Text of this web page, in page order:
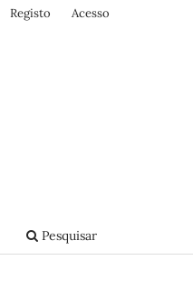
Pesquisar
Registo Acesso